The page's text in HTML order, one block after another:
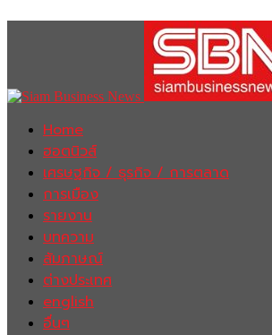
Home
ฮอตนิวส์
เศรษฐกิจ / ธุรกิจ / การตลาด
การเมือง
รายงาน
บทความ
สัมภาษณ์
ต่างประเทศ
english
อื่นๆ